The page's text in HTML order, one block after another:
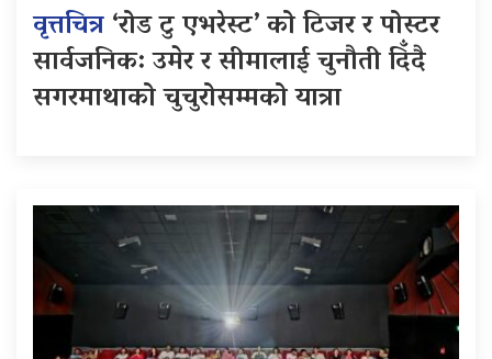
वृत्तचित्र‘रोड टु एभरेस्ट’ को टिजर र पोस्टर
सार्वजनिक: उमेर र सीमालाई चुनौती दिँदै
सगरमाथाको चुचुरोसम्मको यात्रा